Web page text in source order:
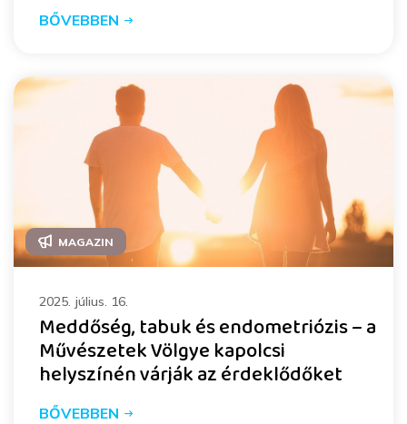
BŐVEBBEN
MAGAZIN
2025. július. 16.
Meddőség, tabuk és endometriózis – a
Művészetek Völgye kapolcsi
helyszínén várják az érdeklődőket
BŐVEBBEN